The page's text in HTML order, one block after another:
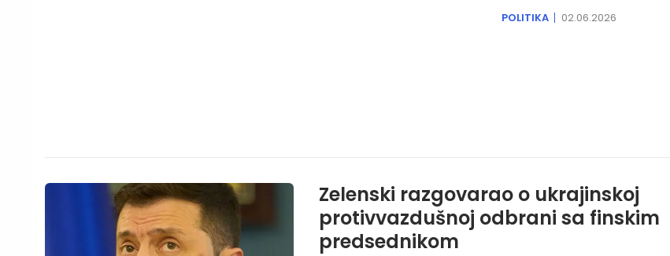
POLITIKA 02.06.2026
Zelenski razgovarao o ukrajinskoj
protivvazdušnoj odbrani sa finskim
predsednikom